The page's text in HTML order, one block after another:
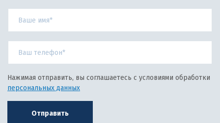
Нажимая отправить, вы соглашаетесь с условиями обработки
персональных данных
Отправить